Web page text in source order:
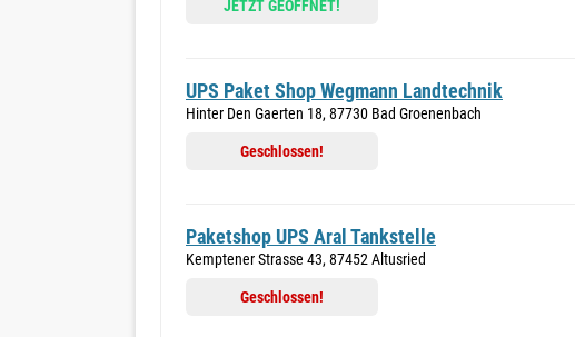
JETZT GEÖFFNET!
UPS Paket Shop Wegmann Landtechnik
Hinter Den Gaerten 18, 87730 Bad Groenenbach
Geschlossen!
Paketshop UPS Aral Tankstelle
Kemptener Strasse 43, 87452 Altusried
Geschlossen!